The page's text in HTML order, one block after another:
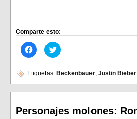
Comparte esto:
Haz
clic
en
Facebook
(Se
abre
ventana
nueva)
Haz
clic
en
(Se
abre
ventana
nueva)
Etiquetas: Beckenbauer, Justin Bieber
Personajes molones: